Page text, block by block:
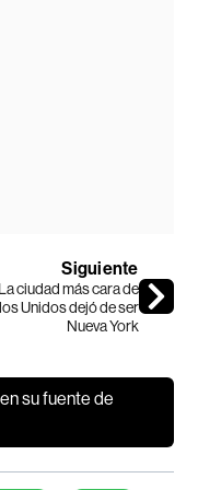
Siguiente
La ciudad más cara de
Unidos dejó de ser
Nueva York
en su fuente de